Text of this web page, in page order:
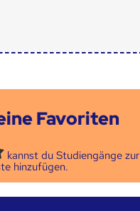
Favoriten
kannst du Studiengänge zur
hinzufügen.